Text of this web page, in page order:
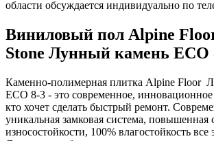
области обсуждается индивидуально по
Виниловый пол Alpine
Stone Лунный камень ЕСО
Каменно-полимерная плитка Alpine Floor
ЕСО 8-3 - это современное, инновационное
кто хочет сделать быстрый ремонт.
уникальная замковая система, повышенная
износостойкости, 100% влагостойкость